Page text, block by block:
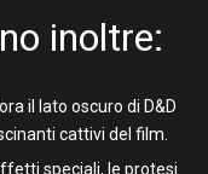
inoltre:
il lato oscuro di D&D
cattivi del film.
speciali, le protesi